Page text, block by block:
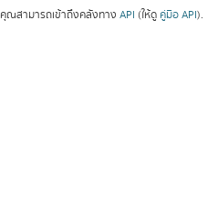
คุณสามารถเข้าถึงคลังทาง API (ให้ดู คู่มือ API).